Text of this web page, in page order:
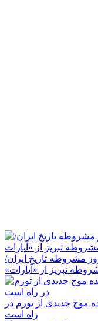
مشروطه تاریخ ایران/
تبریز از «آپارات»
موج جدیدی از تورم در
راه است